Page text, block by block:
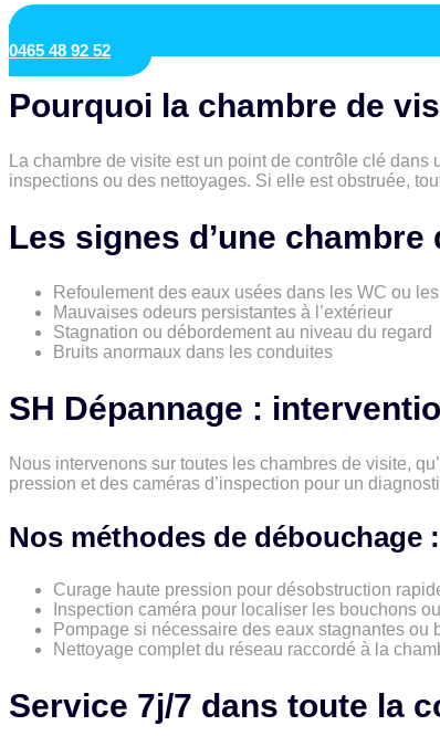
0465 48 92 52
Pourquoi la chambre de
La chambre de visite est un point de contrôle clé dans
inspections ou des nettoyages. Si elle est obstruée,
Les signes d’une
Refoulement des eaux usées dans les WC ou
Mauvaises odeurs persistantes à l’extérieur
Stagnation ou débordement au niveau du regard
Bruits anormaux dans les conduites
SH Dépannage :
Nous intervenons sur toutes les chambres de visite,
pression et des caméras d’inspection pour un
Nos méthodes de débouchage :
Curage haute pression pour désobstruction
Inspection caméra pour localiser les bouchons
Pompage si nécessaire des eaux stagnantes ou
Nettoyage complet du réseau raccordé à la
Service 7j/7 dans toute la